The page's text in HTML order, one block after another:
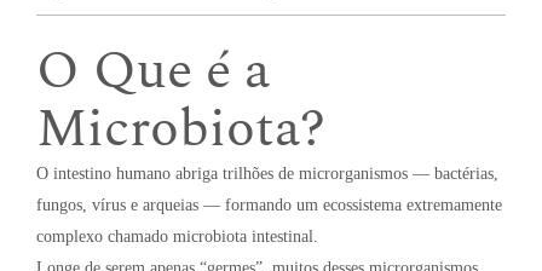
O Que é a
Microbiota?
O intestino humano abriga trilhões de microrganismos — bactérias,
fungos, vírus e arqueias — formando um ecossistema extremamente
complexo chamado microbiota intestinal.